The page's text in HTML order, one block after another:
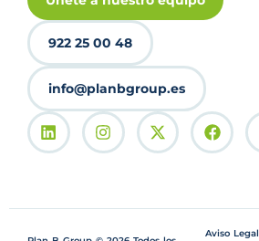
922 25 00 48
info@planbgroup.es
Aviso Legal